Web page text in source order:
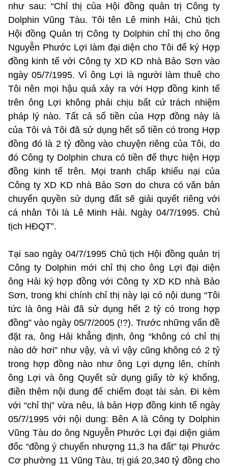
như sau: “Chỉ thị của Hội đồng quản trị Công ty
Dolphin Vũng Tàu. Tôi tên Lê minh Hải, Chủ tịch
Hội đồng Quản trị Công ty Dolphin chỉ thị cho ông
Nguyễn Phước Lợi làm đại diện cho Tôi để ký Hợp
đồng kinh tế với Công ty XD KD nhà Bảo Sơn vào
ngày 05/7/1995. Vì ông Lợi là người làm thuê cho
Tôi nên mọi hậu quả xảy ra với Hợp đồng kinh tế
trên ông Lợi không phải chịu bất cứ trách nhiệm
pháp lý nào. Tất cả số tiền của Hợp đồng này là
của Tôi và Tôi đã sử dụng hết số tiền có trong Hợp
đồng đó là 2 tỷ đồng vào chuyện riêng của Tôi, do
đó Công ty Dolphin chưa có tiền để thực hiện Hợp
đồng kinh tế trên. Mọi tranh chấp khiếu nại của
Công ty XD KD nhà Bảo Sơn do chưa có văn bản
chuyển quyền sử dụng đất sẽ giải quyết riêng với
cá nhân Tôi là Lê Minh Hải. Ngày 04/7/1995. Chủ
tịch HĐQT”.
Tại sao ngày 04/7/1995 Chủ tịch Hội đồng quản trị
Công ty Dolphin mới chỉ thị cho ông Lợi đại diện
ông Hải ký hợp đồng với Công ty XD KD nhà Bảo
Sơn, trong khi chính chỉ thị này lại có nội dung “Tôi
tức là ông Hải đã sử dụng hết 2 tỷ có trong hợp
đồng” vào ngày 05/7/2005 (!?). Trước những vấn đề
đặt ra, ông Hải khẳng định, ông “không có chỉ thị
nào dở hơi” như vậy, và vì vậy cũng không có 2 tỷ
trong hợp đồng nào như ông Lợi dựng lên, chính
ông Lợi và ông Quyết sử dụng giấy tờ ký khống,
điền thêm nội dung để chiếm đoạt tài sản. Đi kèm
với “chỉ thị” vừa nêu, là bản Hợp đồng kinh tế ngày
05/7/1995 với nội dung: Bên A là Công ty Dolphin
Vũng Tàu do ông Nguyễn Phước Lợi đại diện giám
đốc “đồng ý chuyển nhượng 11,3 ha đất” tại Phước
Cơ phường 11 Vũng Tàu, trị giá 20,340 tỷ đồng cho